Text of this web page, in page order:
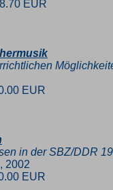
EUR
EUR
in der SBZ/DDR
2002
EUR